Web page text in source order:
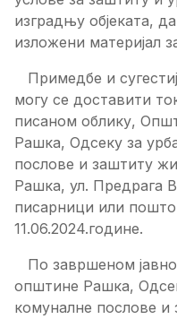
изградњу објеката,
изложени материјал
Примедбе и
могу се доставити
писаном облику,
Рашка, Одсеку за
послове и заштиту
Рашка, ул. Предрага
писарници или
11.06.2024.године.
По завршеном
општине Рашка,
комуналне послове